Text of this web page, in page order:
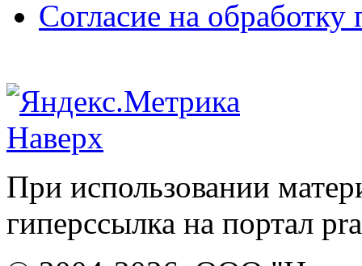
Согласие на
Наверх
При использовании
гиперссылка на портал